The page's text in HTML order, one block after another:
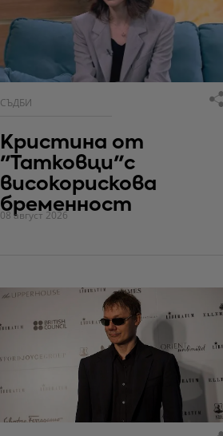
СЪДБИ
Кристина от
"Татковци"с
високорискова
бременност
08 август 2026